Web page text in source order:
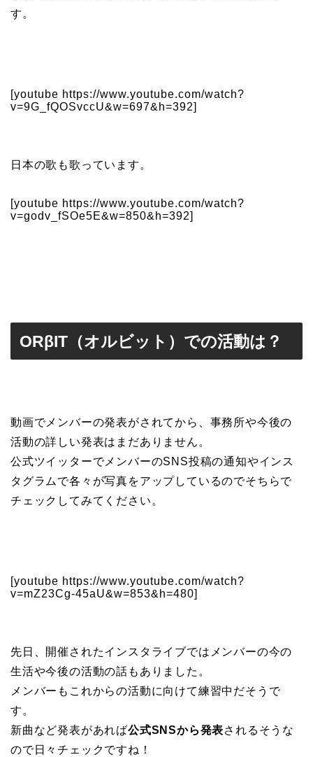
す。
[youtube https://www.youtube.com/watch?
v=9G_fQOSvccU&w=697&h=392]
日本の歌も歌っています。
[youtube https://www.youtube.com/watch?
v=godv_fSOe5E&w=850&h=392]
ORβIT（オルビット）での活動は？
動画でメンバーの発表がされてから、事務所や今後の
活動の詳しい発表はまだありません。
公式ツイッターでメンバーのSNS投稿の通知やインス
タグラムで各々が写真をアップしているのでそちらで
チェックしてみてください。
[youtube https://www.youtube.com/watch?
v=mZ23Cg-45aU&w=853&h=480]
先日、開催されたインスタライブではメンバーの今の
生活や今後の活動の話もありました。
メンバーもこれからの活動に向けて練習中だそうで
す。
新曲など発表があれば公式SNSから発表されるそうな
ので日々チェックですね！